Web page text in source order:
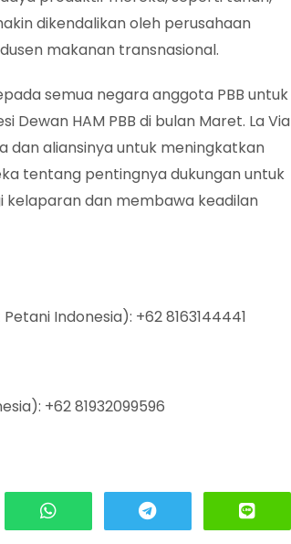
dikendalikan oleh perusahaan
makanan transnasional.
semua negara anggota PBB untuk
Dewan HAM PBB di bulan Maret. La Via
dan aliansinya untuk meningkatkan
tentang pentingnya dukungan untuk
kelaparan dan membawa keadilan
Indonesia): +62 8163144441
+62 81932099596